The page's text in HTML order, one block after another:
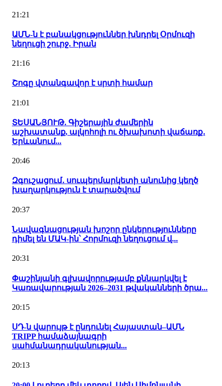
21:21
ԱՄՆ-ն է բանակցություններ խնդրել Օրմուզի
նեղուցի շուրջ. Իրան
21:16
Շոգը վտանգավոր է սրտի համար
21:01
ՏԵՍԱՆՅՈՒԹ. Գիշերային ժամերին
աշխատանք, ալկոհոլի ու ծխախոտի վաճառք․
Երևանում...
20:46
Զգուշացում․ սուպերմարկետի անունից կեղծ
խաղարկություն է տարածվում
20:37
Նավագնացության խոշոր ընկերությունները
դիմել են ՄԱԿ-ին՝ Հորմուզի նեղուցում վ...
20:31
Փաշինյանի գլխավորությամբ քննարկվել է
Կառավարության 2026–2031 թվականների ծրա...
20:15
ՍԴ-ն վարույթ է ընդունել Հայաստան–ԱՄՆ
TRIPP համաձայնագրի
սահմանադրականության...
20:13